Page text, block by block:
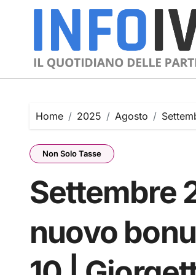
Home 2025 Agosto
Non Solo Tasse
Settembre
nuovo